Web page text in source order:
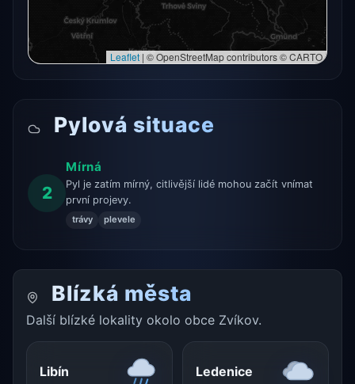
Leaflet | © OpenStreetMap contributors © CARTO
Pylová situace
2
Mírná
Pyl je zatím mírný, citlivější lidé mohou začít vnímat
první projevy.
trávy plevele
Blízká města
Další blízké lokality okolo obce Zvíkov.
Libín Ledenice